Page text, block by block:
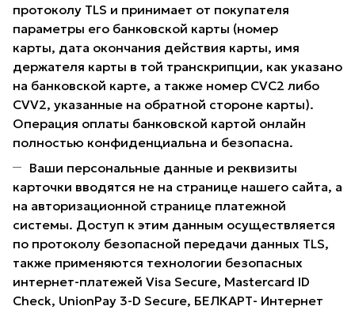
протоколу TLS и принимает от покупателя
параметры его банковской карты (номер
карты, дата окончания действия карты, имя
держателя карты в той транскрипции, как указано
на банковской карте, а также номер CVC2 либо
CVV2, указанные на обратной стороне карты).
Операция оплаты банковской картой онлайн
полностью конфиденциальна и безопасна.
Ваши персональные данные и реквизиты
карточки вводятся не на странице нашего сайта, а
на авторизационной странице платежной
системы. Доступ к этим данным осуществляется
по протоколу безопасной передачи данных TLS,
также применяются технологии безопасных
интернет-платежей Visa Secure, Mastercard ID
Check, UnionPay 3-D Secure, БЕЛКАРТ- Интернет